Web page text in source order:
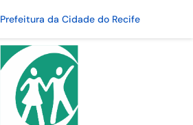
Prefeitura da Cidade do Recife